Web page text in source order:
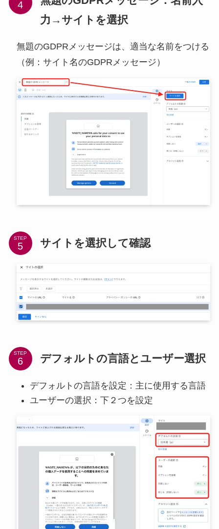
力→サイトを選択
無題のGDPRメッセージは、適当な名前をつける
（例：サイト名のGDPRメッセージ）
STEP サイトを選択して確認
STEP デフォルトの言語とユーザー選択
デフォルトの言語を設定：主に使用する言語
ユーザーの選択：下２つを設定